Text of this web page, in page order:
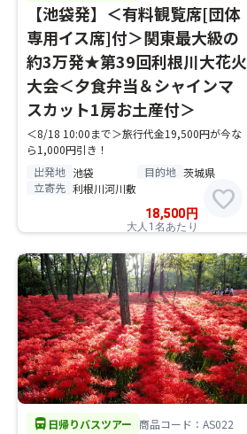
【池袋発】＜有料観覧席[団体
専用イス席]付＞関東最大級の
約3万発★第39回利根川大花火
大会＜夕食弁当＆シャインマ
スカット1房お土産付＞
＜8/18 10:00まで＞旅行代金19,500円が今な
ら1,000円引き！
出発地 池袋 目的地 茨城県
立寄先 利根川河川敷
18,500 円
大人1名あたり
favorite
directions_bus 日帰りバスツアー 商品コード：AS022